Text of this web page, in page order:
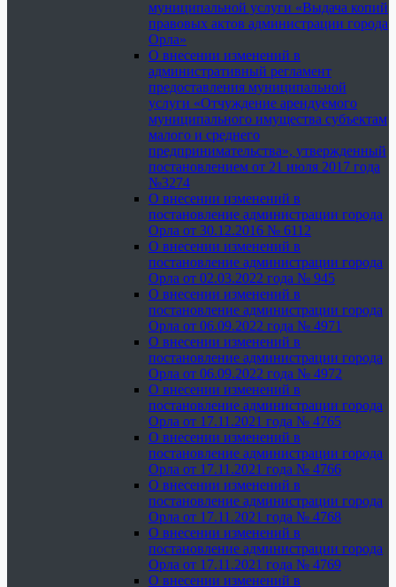
муниципальной услуги «Выдача копий
правовых актов администрации города
Орла»
О внесении изменений в
административный регламент
предоставления муниципальной
услуги «Отчуждение арендуемого
муниципального имущества субъектам
малого и среднего
предпринимательства», утвержденный
постановлением от 21 июля 2017 года
№3274
О внесении изменений в
постановление администрации города
Орла от 30.12.2016 № 6112
О внесении изменений в
постановление администрации города
Орла от 02.03.2022 года № 945
О внесении изменений в
постановление администрации города
Орла от 06.09.2022 года № 4971
О внесении изменений в
постановление администрации города
Орла от 06.09.2022 года № 4972
О внесении изменений в
постановление администрации города
Орла от 17.11.2021 года № 4765
О внесении изменений в
постановление администрации города
Орла от 17.11.2021 года № 4766
О внесении изменений в
постановление администрации города
Орла от 17.11.2021 года № 4768
О внесении изменений в
постановление администрации города
Орла от 17.11.2021 года № 4769
О внесении изменений в